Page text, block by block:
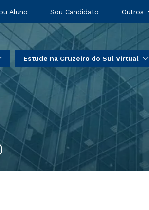
Aluno Sou Candidato Outros
Estude na Cruzeiro do Sul Virtual